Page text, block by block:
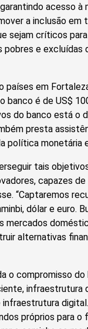
acesso à
a inclusão
sejam críticos
e excluídas
em
banco é de US$
do banco está o
presta
política monetária
tais
capazes
“Captaremos
dólar e euro.
mercados
alternativas
o compromisso
infraestrutura
próprios para o